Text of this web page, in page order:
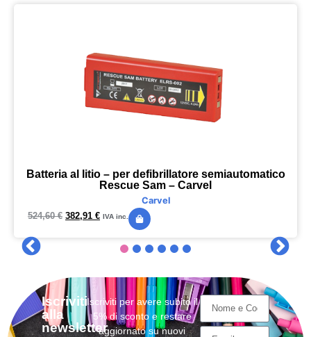
Batteria al litio – per defibrillatore semiautomatico
Rescue Sam – Carvel
Carvel
524,60€ 382,91 € IVA inc.
Iscriviti
alla
newsletter
Iscriviti per avere subito il
5% di sconto e restare
aggiornato su nuovi